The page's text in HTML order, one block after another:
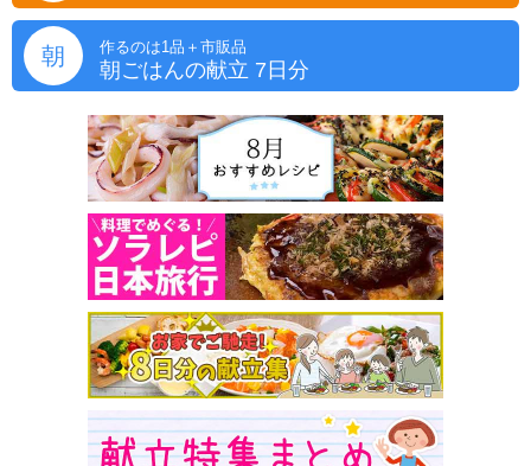
朝 作るのは1品＋市販品
朝ごはんの献立 7日分